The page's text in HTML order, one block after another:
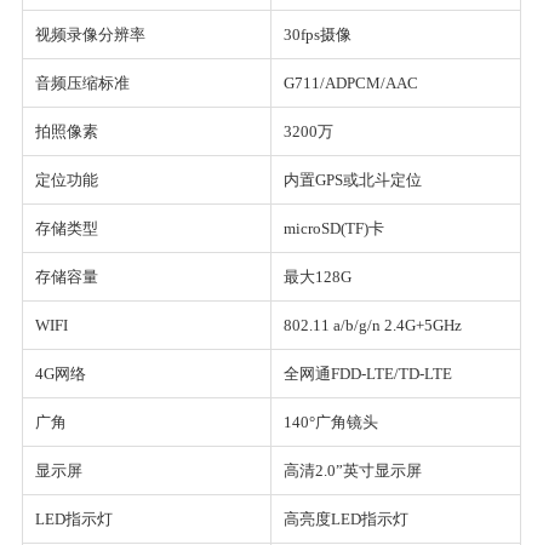
视频录像分辨率 30fps摄像
音频压缩标准 G711/ADPCM/AAC
拍照像素 3200万
定位功能 内置GPS或北斗定位
存储类型 microSD(TF)卡
存储容量 最大128G
WIFI 802.11 a/b/g/n 2.4G+5GHz
4G网络 全网通FDD-LTE/TD-LTE
广角 140°广角镜头
显示屏 高清2.0”英寸显示屏
LED指示灯 高亮度LED指示灯